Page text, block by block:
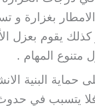
بغزارة و
كذلك يقوم بعزل
متنوع المهام .
حماية البنية
فلا يتسبب في